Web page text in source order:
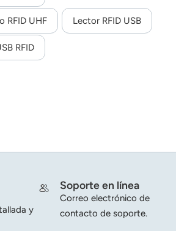
norsk
magyar
RFID UHF Lector RFID USB
RFID
y
Soporte en línea
Correo electrónico de
contacto de soporte.